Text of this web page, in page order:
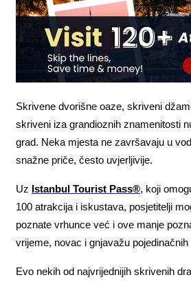
Skrivene dvorišne oaze, skriveni
skriveni iza grandioznih znamenitosti
grad. Neka mjesta ne završavaju u
snažne priče, često uvjerljivije.
Uz Istanbul Tourist Pass®, koji
100 atrakcija i iskustava, posjetitelji
poznate vrhunce već i ove manje
vrijeme, novac i gnjavažu
Evo nekih od najvrijednijih skrivenih